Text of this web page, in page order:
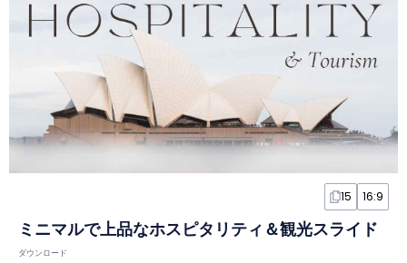
15 16:9
ミニマルで上品なホスピタリティ＆観光スライド
ダウンロード